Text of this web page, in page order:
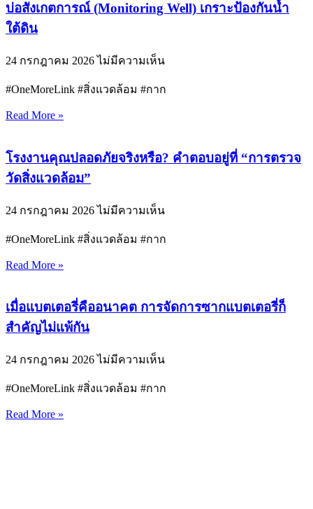
บ่อสังเกตการณ์ (Monitoring Well) เกราะป้องกันน้ำ
ใต้ดิน
24 กรกฎาคม 2026ไม่มีความเห็น
#OneMoreLink #สิ่งแวดล้อม #กาก
Read More »
โรงงานคุณปลอดภัยจริงหรือ? คำตอบอยู่ที่ “การตรวจ
วัดสิ่งแวดล้อม”
24 กรกฎาคม 2026ไม่มีความเห็น
#OneMoreLink #สิ่งแวดล้อม #กาก
Read More »
เมื่อแบตเตอรี่คืออนาคต การจัดการซากแบตเตอรี่ก็
สำคัญไม่แพ้กัน
24 กรกฎาคม 2026ไม่มีความเห็น
#OneMoreLink #สิ่งแวดล้อม #กาก
Read More »